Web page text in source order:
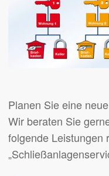
Planen Sie eine
Wir beraten Sie
folgende Leistungen